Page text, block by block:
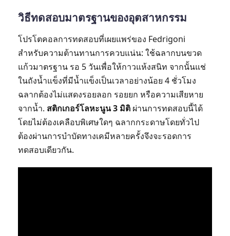
วิธีทดสอบมาตรฐานของอุตสาหกรรม
โปรโตคอลการทดสอบที่เผยแพร่ของ Fedrigoni
สำหรับความต้านทานการควบแน่น: ใช้ฉลากบนขวด
แก้วมาตรฐาน รอ 5 วันเพื่อให้กาวแห้งสนิท จากนั้นแช่
ในถังน้ำแข็งที่มีน้ำแข็งเป็นเวลาอย่างน้อย 4 ชั่วโมง
ฉลากต้องไม่แสดงรอยลอก รอยยก หรือความเสียหาย
จากน้ำ. สติกเกอร์โลหะนูน 3 มิติ ผ่านการทดสอบนี้ได้
โดยไม่ต้องเคลือบพิเศษใดๆ ฉลากกระดาษโดยทั่วไป
ต้องผ่านการบำบัดทางเคมีหลายครั้งจึงจะรอดการ
ทดสอบเดียวกัน.